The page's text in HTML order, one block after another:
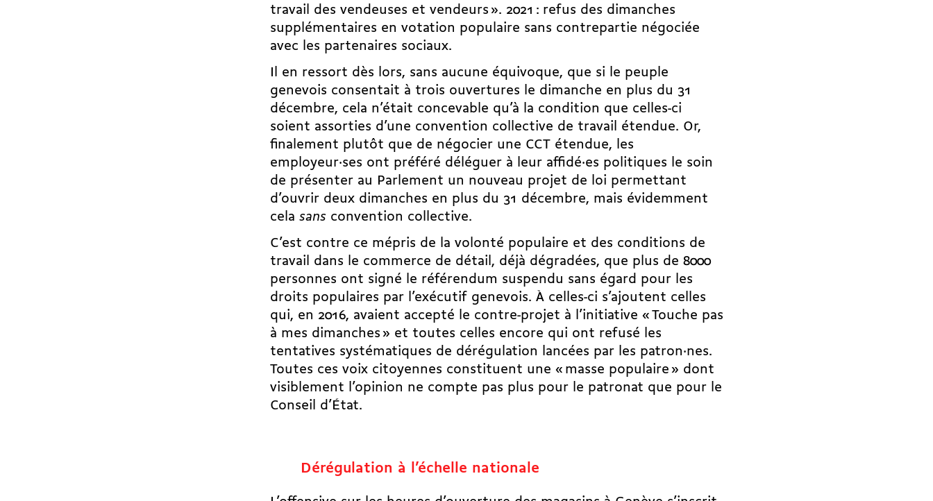
travail des vendeuses et vendeurs ». 2021 : refus des dimanches
supplémentaires en votation populaire sans contrepartie négociée
avec les partenaires sociaux.
Il en ressort dès lors, sans aucune équivoque, que si le peuple
genevois consentait à trois ouvertures le dimanche en plus du 31
décembre, cela n’était concevable qu’à la condition que celles-ci
soient assorties d’une convention collective de travail étendue. Or,
finalement plutôt que de négocier une CCT étendue, les
employeur·ses ont préféré déléguer à leur affidé·es politiques le soin
de présenter au Parlement un nouveau projet de loi permettant
d’ouvrir deux dimanches en plus du 31 décembre, mais évidemment
cela sans convention collective.
C’est contre ce mépris de la volonté populaire et des conditions de
travail dans le commerce de détail, déjà dégradées, que plus de 8000
personnes ont signé
le référendum suspendu sans égard pour les
droits populaires par l’exécutif genevois. À celles-ci s’ajoutent celles
qui, en 2016, avaient accepté le contre-projet à l’initiative « Touche pas
à mes dimanches » et toutes celles encore qui ont refusé les
tentatives systématiques de dérégulation lancées par les patron·nes.
Toutes ces voix citoyennes constituent une « masse populaire » dont
visiblement l’opinion ne compte pas plus pour le patronat que pour le
Conseil d’État.
Dérégulation à l’échelle nationale